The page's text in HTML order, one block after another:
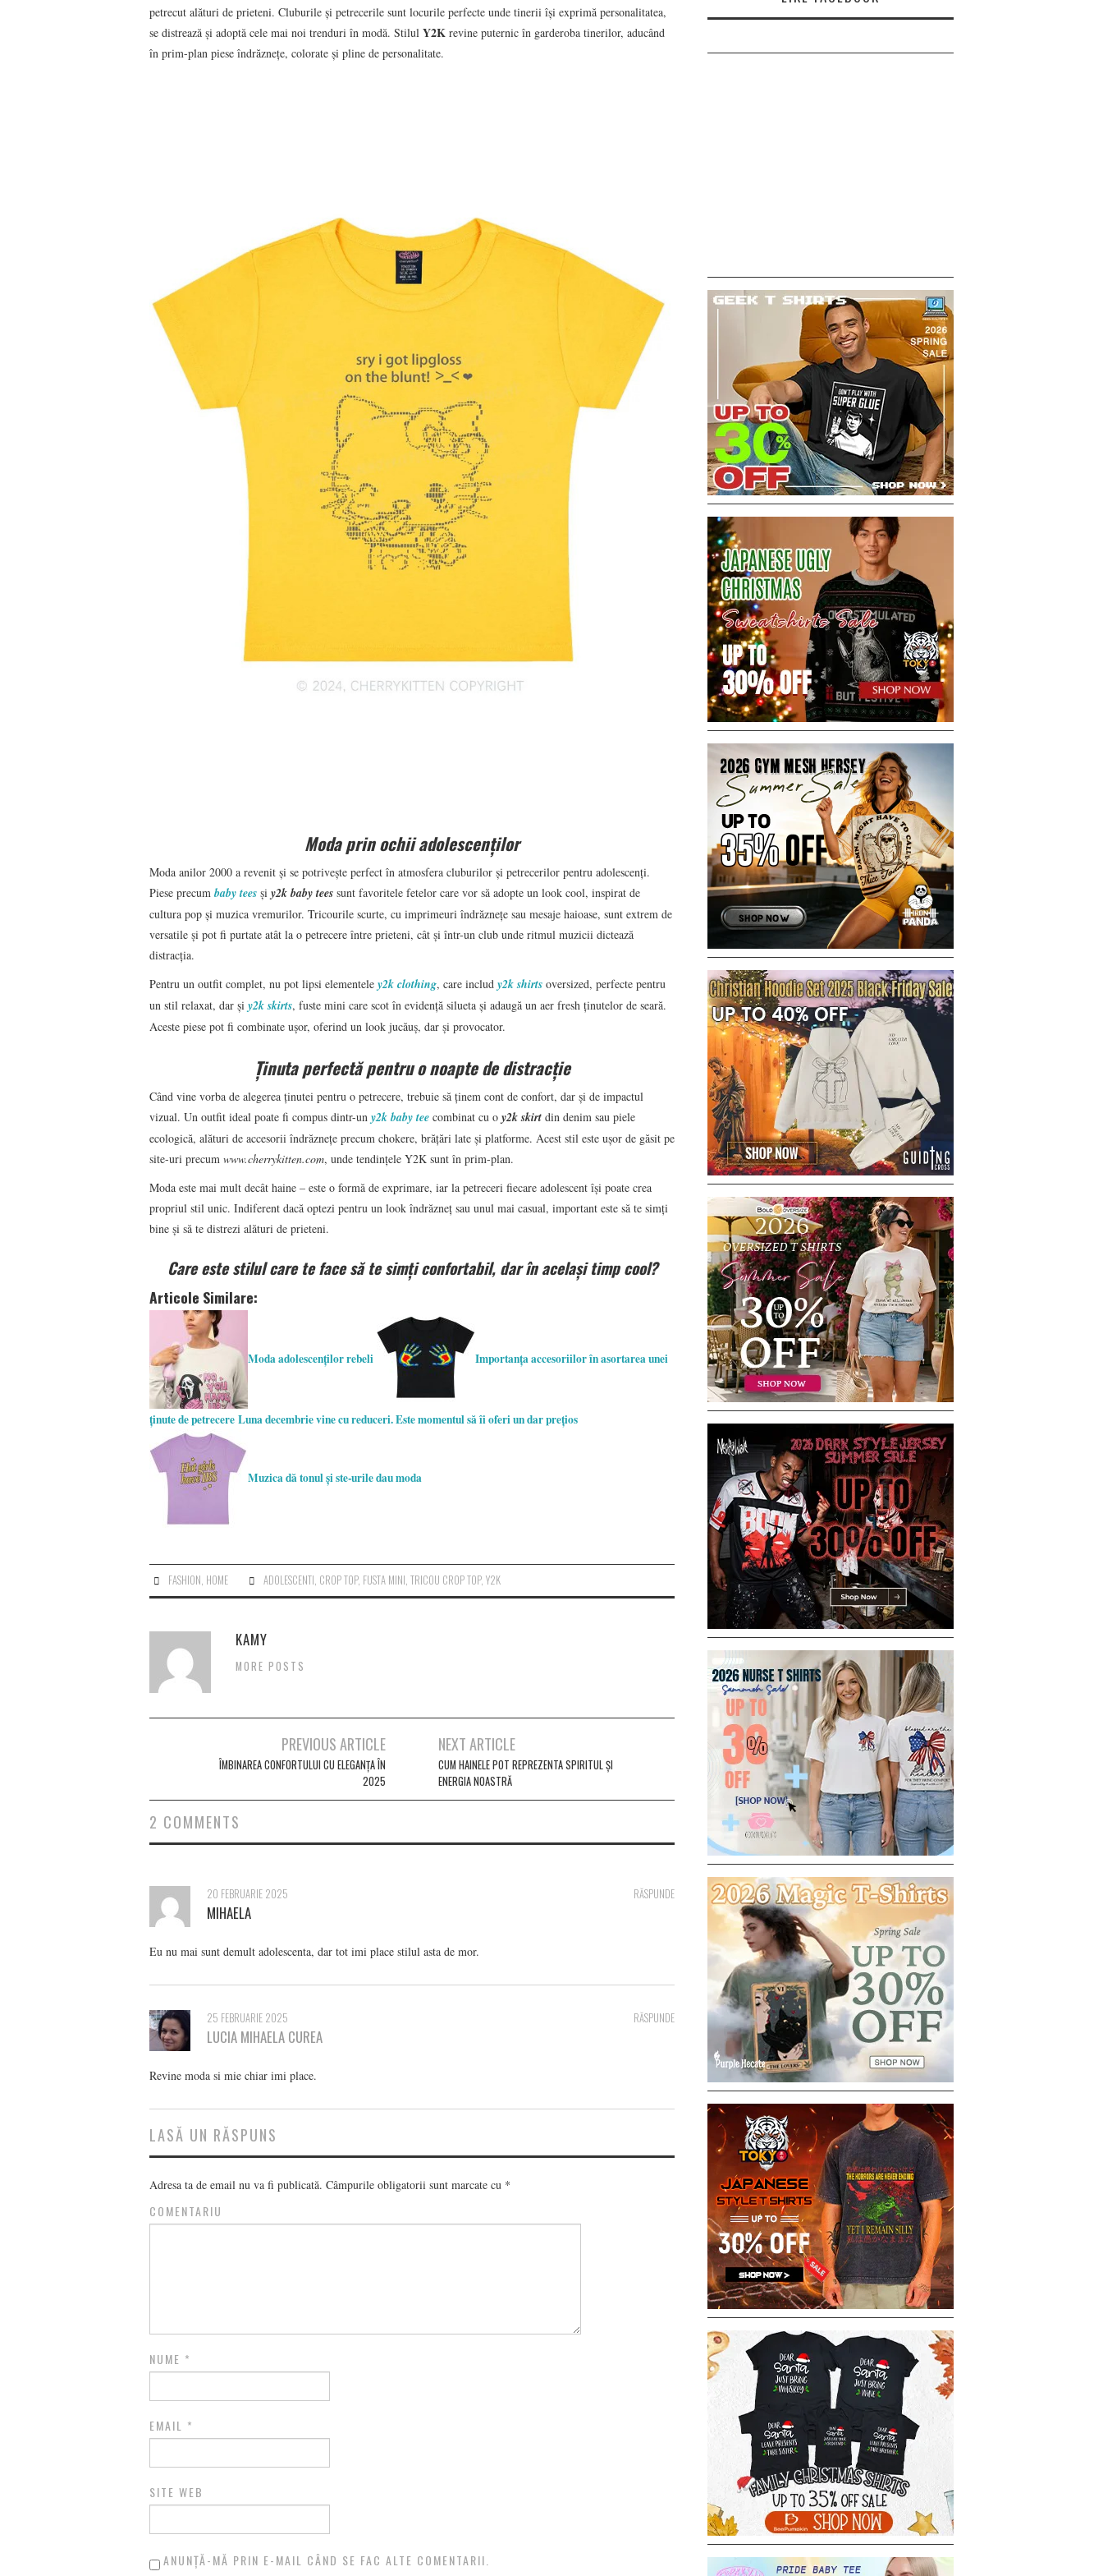
petrecut alături de prieteni. Cluburile și petrecerile sunt locurile perfecte unde tinerii își exprimă personalitatea,
se distrează și adoptă cele mai noi trenduri în modă. Stilul Y2K revine puternic în garderoba tinerilor, aducând
în prim-plan piese îndrăznețe, colorate și pline de personalitate.
Moda prin ochii adolescenților
Moda anilor 2000 a revenit și se potrivește perfect în atmosfera cluburilor și petrecerilor pentru adolescenți.
Piese precum baby tees și y2k baby tees sunt favoritele fetelor care vor să adopte un look cool, inspirat de
cultura pop și muzica vremurilor. Tricourile scurte, cu imprimeuri îndrăznețe sau mesaje haioase, sunt extrem de
versatile și pot fi purtate atât la o petrecere între prieteni, cât și într-un club unde ritmul muzicii dictează
distracția.
Pentru un outfit complet, nu pot lipsi elementele y2k clothing, care includ y2k shirts oversized, perfecte pentru
un stil relaxat, dar și y2k skirts, fuste mini care scot în evidență silueta și adaugă un aer fresh ținutelor de seară.
Aceste piese pot fi combinate ușor, oferind un look jucăuș, dar și provocator.
Ținuta perfectă pentru o noapte de distracție
Când vine vorba de alegerea ținutei pentru o petrecere, trebuie să ținem cont de confort, dar și de impactul
vizual. Un outfit ideal poate fi compus dintr-un y2k baby tee combinat cu o y2k skirt din denim sau piele
ecologică, alături de accesorii îndrăznețe precum chokere, brățări late și platforme. Acest stil este ușor de găsit pe
site-uri precum www.cherrykitten.com, unde tendințele Y2K sunt în prim-plan.
Moda este mai mult decât haine – este o formă de exprimare, iar la petreceri fiecare adolescent își poate crea
propriul stil unic. Indiferent dacă optezi pentru un look îndrăzneț sau unul mai casual, important este să te simți
bine și să te distrezi alături de prieteni.
Care este stilul care te face să te simți confortabil, dar în același timp cool?
Articole Similare:
Moda adolescenților rebeli Importanța accesoriilor în asortarea unei
ținute de petrecere Luna decembrie vine cu reduceri. Este momentul să îi oferi un dar prețios
Muzica dă tonul și ste-urile dau moda
FASHION, HOME ADOLESCENTI, CROP TOP, FUSTA MINI,TRICOU CROP TOP,Y2K
KAMY
MORE POSTS
navigation
PREVIOUS ARTICLE
ÎMBINAREA CONFORTULUI CU ELEGANȚA ÎN
2025
NEXT ARTICLE
CUM HAINELE POT REPREZENTA SPIRITUL ȘI
ENERGIA NOASTRĂ
2 COMMENTS
RĂSPUNDE
20 FEBRUARIE 2025
MIHAELA
Eu nu mai sunt demult adolescenta, dar tot imi place stilul asta de mor.
RĂSPUNDE
25 FEBRUARIE 2025
LUCIA MIHAELA CUREA
Revine moda si mie chiar imi place.
LASĂ UN RĂSPUNS
Adresa ta de email nu va fi publicată. Câmpurile obligatorii sunt marcate cu *
COMENTARIU
NUME *
EMAIL *
SITE WEB
ANUNȚĂ-MĂ PRIN E-MAIL CÂND SE FAC ALTE COMENTARII.